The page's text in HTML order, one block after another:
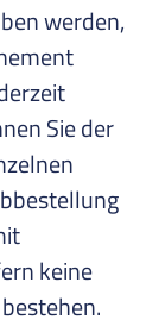
werden,
Sie der
keine